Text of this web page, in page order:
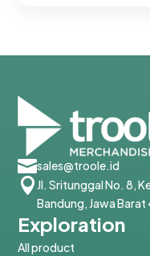
sales@troole.id
Jl. Sritunggal No. 8,
Bandung, Jawa
Exploration
All product